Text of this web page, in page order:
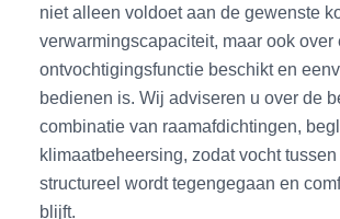
niet alleen voldoet aan de gewenste
verwarmingscapaciteit, maar ook over
ontvochtigingsfunctie beschikt en
bedienen is. Wij adviseren u over de
combinatie van raamafdichtingen,
klimaatbeheersing, zodat vocht tussen
structureel wordt tegengegaan en
blijft.